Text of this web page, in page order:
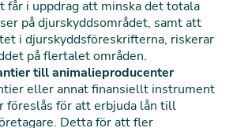
får i uppdrag att minska det totala
på djurskyddsområdet, samt att
i djurskyddsföreskrifterna, riskerar
på flertalet områden.
till animalieproducenter
eller annat finansiellt instrument
föreslås för att erbjuda lån till
Detta för att fler